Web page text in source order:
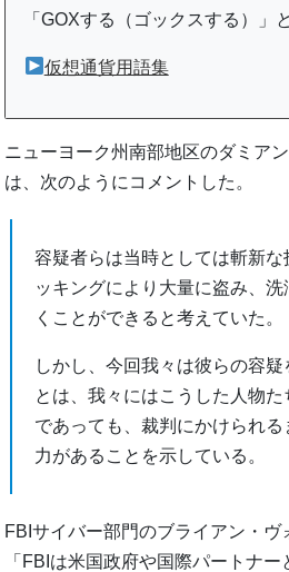
「GOXする（ゴックスする）」
仮想通貨用語集
ニューヨーク州南部地区のダミア
は、次のようにコメントした。
容疑者らは当時としては斬新
ッキングにより大量に盗み、
くことができると考えていた。
しかし、今回我々は彼らの容
とは、我々にはこうした人物
であっても、裁判にかけられ
力があることを示している。
FBIサイバー部門のブライアン・ヴ
「FBIは米国政府や国際パートナ